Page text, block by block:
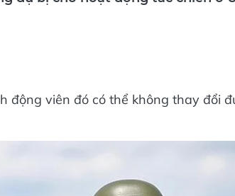
dự bị cho hoạt động tác chiến ở
động viên đó có thể không thay đổi